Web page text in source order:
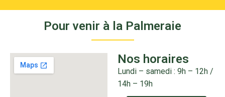
Pour venir à la Palmeraie
Nos horaires
Lundi – samedi : 9h – 12h /
14h – 19h